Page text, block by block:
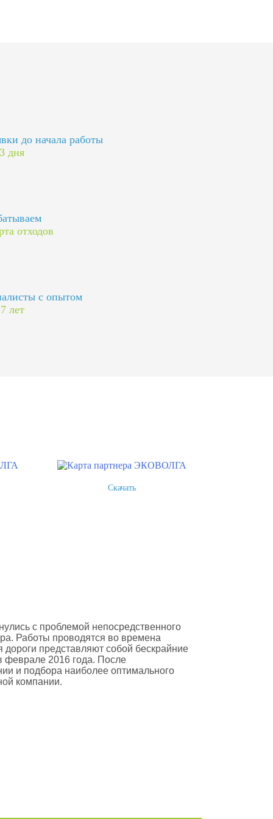
до начала работы
дня
отходов
с опытом
лет
Скачать
с проблемой непосредственного
Работы проводятся во времена
дороги представляют собой бескрайние
феврале 2016 года. После
и подбора наиболее оптимального
компании.